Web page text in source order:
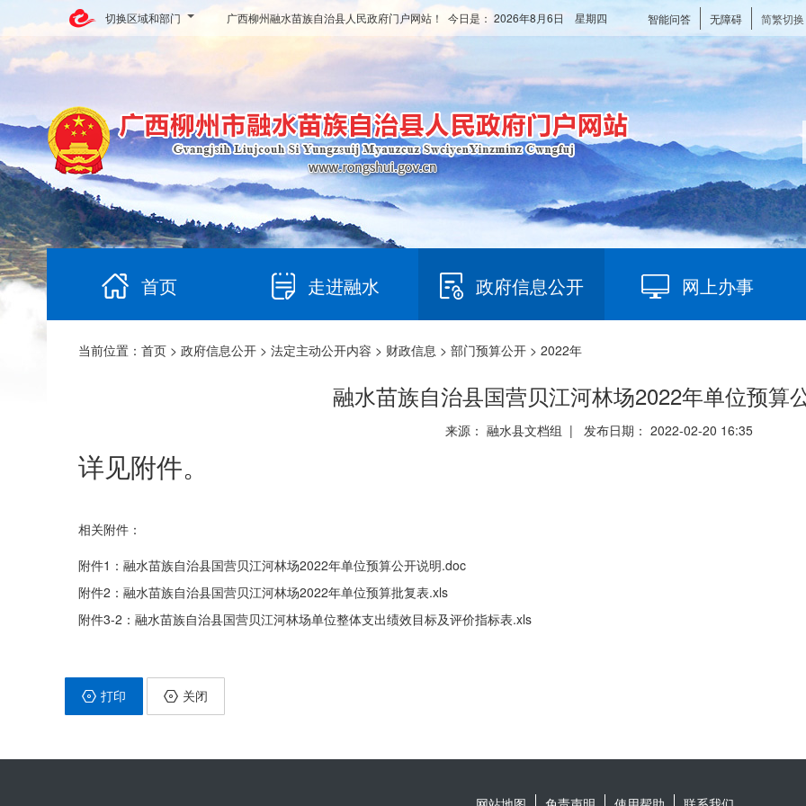
切换区域和部门 智能问答 无障碍 简繁切换
广西柳州融水苗族自治县人民政府门户网站！ 今日是： 2026年8月6日 星期四
首页 走进融水 政府信息公开 网上办事
当前位置： 首页 > 政府信息公开 > 法定主动公开内容 > 财政信息 > 部门预算公开 > 2022年
融水苗族自治县国营贝江河林场2022年单位预算
来源： 融水县文档组 | 发布日期： 2022-02-20 16:35
详见附件。
相关附件：
附件1：融水苗族自治县国营贝江河林场2022年单位预算公开说明.doc
附件2：融水苗族自治县国营贝江河林场2022年单位预算批复表.xls
附件3-2：融水苗族自治县国营贝江河林场单位整体支出绩效目标及评价指标表.xls
打印 关闭